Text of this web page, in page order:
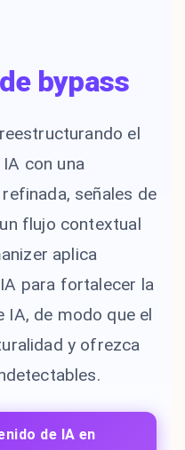
de bypass
el
con una
señales de
flujo contextual
aplica
para fortalecer la
IA, de modo que el
y ofrezca
de IA en